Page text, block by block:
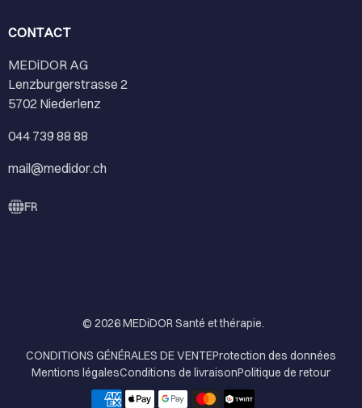
CONTACT
MEDiDOR AG
Lenzburgerstrasse 2
5702 Niederlenz
044 739 88 88
mail@medidor.ch
FR
© 2026MEDiDOR Santé et thérapie.
CONDITIONS GÉNÉRALES DE VENTEProtection des données
Mentions légalesConditions de livraisonPolitique de retour